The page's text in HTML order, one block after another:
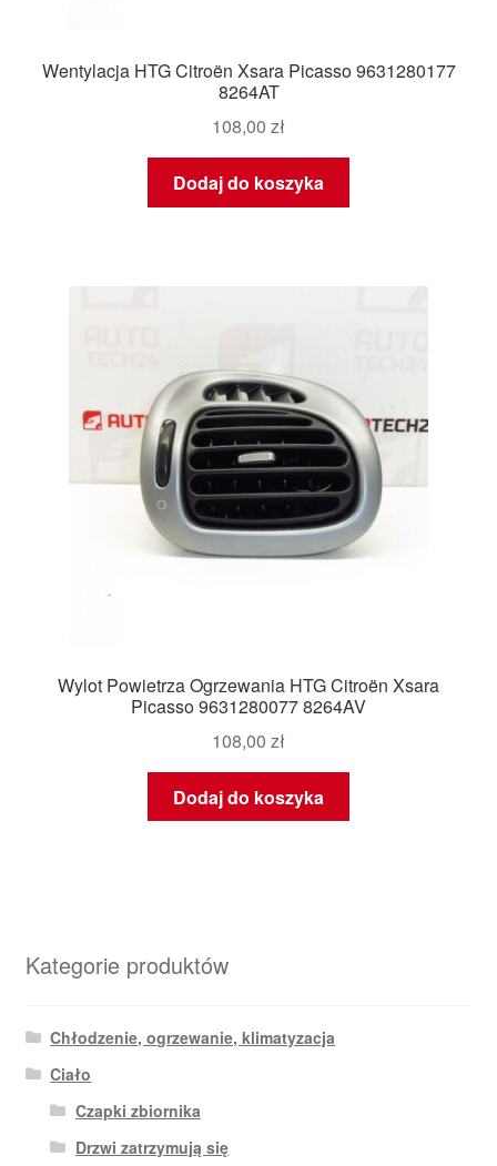
Wentylacja HTG Citroën Xsara Picasso 9631280177
8264AT
108,00 zł
Dodaj do koszyka
Wylot Powietrza Ogrzewania HTG Citroën Xsara
Picasso 9631280077 8264AV
108,00 zł
Dodaj do koszyka
Kategorie produktów
Chłodzenie, ogrzewanie, klimatyzacja
Ciało
Czapki zbiornika
Drzwi zatrzymują się